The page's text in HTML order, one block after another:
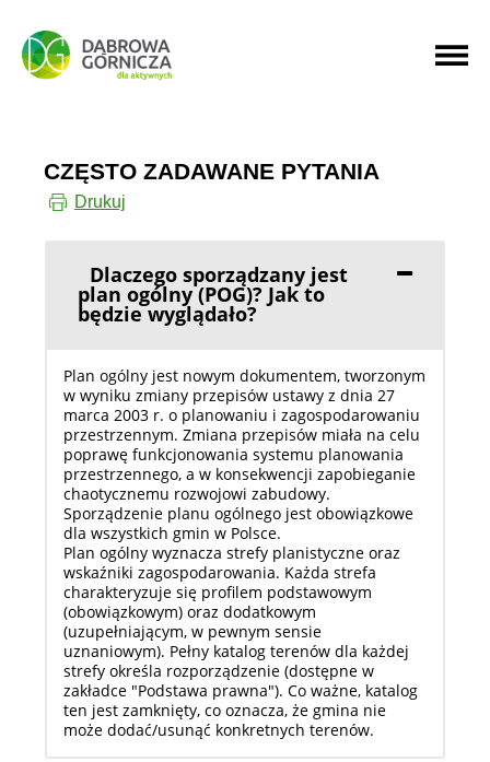
PRZEJDŹ DO MENU GŁÓWNEGO
PRZEJDŹ DO WYSZUKIWARKI
CZĘSTO ZADAWANE PYTANIA
Drukuj
Dlaczego sporządzany jest
plan ogólny (POG)? Jak to
będzie wyglądało?
Plan ogólny jest nowym dokumentem, tworzonym
w wyniku zmiany przepisów ustawy z dnia 27
marca 2003 r. o planowaniu i zagospodarowaniu
przestrzennym. Zmiana przepisów miała na celu
poprawę funkcjonowania systemu planowania
przestrzennego, a w konsekwencji zapobieganie
chaotycznemu rozwojowi zabudowy.
Sporządzenie planu ogólnego jest obowiązkowe
dla wszystkich gmin w Polsce.
Plan ogólny wyznacza strefy planistyczne oraz
wskaźniki zagospodarowania. Każda strefa
charakteryzuje się profilem podstawowym
(obowiązkowym) oraz dodatkowym
(uzupełniającym, w pewnym sensie
uznaniowym). Pełny katalog terenów dla każdej
strefy określa rozporządzenie (dostępne w
zakładce "Podstawa prawna"). Co ważne, katalog
ten jest zamknięty, co oznacza, że gmina nie
może dodać/usunąć konkretnych terenów.